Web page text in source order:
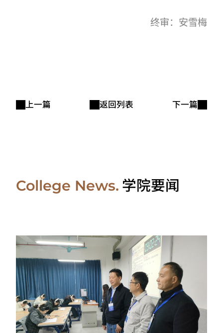
终审：安雪梅
上一篇 返回列表 下一篇
College News. 学院要闻